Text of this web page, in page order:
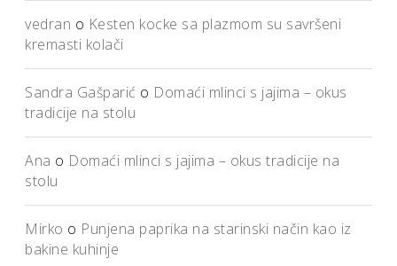
vedran o Kesten kocke sa plazmom su savršeni
kremasti kolači
Sandra Gašparić o Domaći mlinci s jajima – okus
tradicije na stolu
Ana o Domaći mlinci s jajima – okus tradicije na
stolu
Mirko o Punjena paprika na starinski način kao iz
bakine kuhinje